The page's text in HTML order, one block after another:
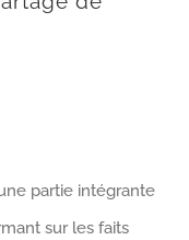
partie intégrante
sur les faits